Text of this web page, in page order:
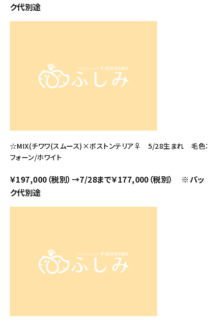
ク代別途
☆MIX(チワワ(スムース)×ボストンテリア♀ 5/28生まれ 毛色：
フォーン/ホワイト
￥197,000（税別）→7/28まで￥177,000（税別） ※パッ
ク代別途